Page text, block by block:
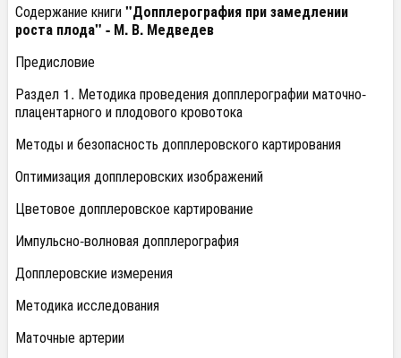
Содержание книги"Допплерография при замедлении
роста плода" - М. В. Медведев
Предисловие
Раздел 1. Методика проведения допплерографии маточно-
плацентарного и плодового кровотока
Методы и безопасность допплеровского картирования
Оптимизация допплеровских изображений
Цветовое допплеровское картирование
Импульсно-волновая допплерография
Допплеровские измерения
Методика исследования
Маточные артерии